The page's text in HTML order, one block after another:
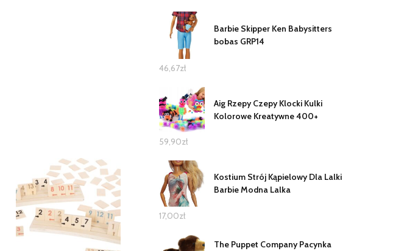
Barbie Skipper Ken Babysitters
bobas GRP14
46,67zł
Aig Rzepy Czepy Klocki Kulki
Kolorowe Kreatywne 400+
59,90zł
Kostium Strój Kąpielowy Dla Lalki
Barbie Modna Lalka
17,00zł
The Puppet Company Pacynka